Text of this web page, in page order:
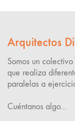
Arquitectos
Somos un
que realiza
paralelas a
Cuéntanos algo...